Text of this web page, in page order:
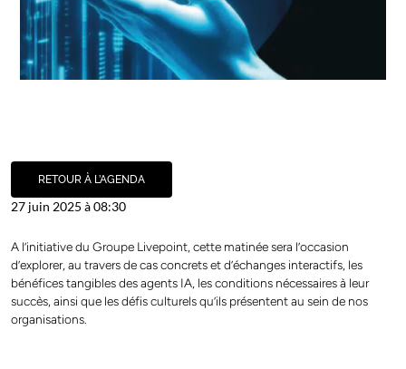
RETOUR À L’AGENDA
27 juin 2025 à 08:30
A l’initiative du Groupe Livepoint, cette matinée sera l’occasion
d’explorer, au travers de cas concrets et d’échanges interactifs, les
bénéfices tangibles des agents IA, les conditions nécessaires à leur
succès, ainsi que les défis culturels qu’ils présentent au sein de nos
organisations.